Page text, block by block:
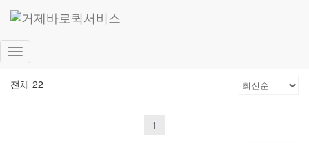
내
게
고객 게시판
문의 남겨주시면 최대한 빨리 답변드리겠습니다.
전체 22
1